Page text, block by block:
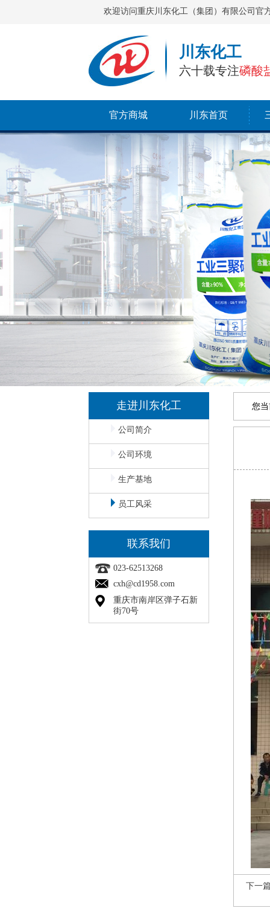
欢迎访问重庆川东化工（集团）有限公司官
川东化工
六十载专注磷酸
官方商城 川东首页
走进川东化工
公司简介
公司环境
生产基地
员工风采
联系我们
023-62513268
cxh@cd1958.com
重庆市南岸区弹子石新
街70号
您
下一